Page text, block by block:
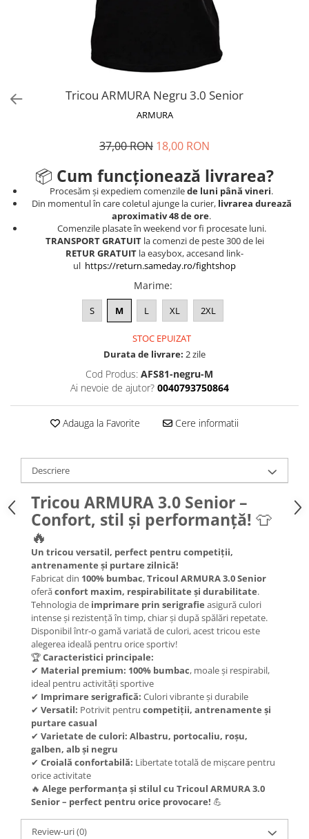
Fitness
Motricitate și Coordonare
Recuperare și Îcălzire
Tricou ARMURA Negru 3.0 Senior
ARMURA
37,00 RON 18,00 RON
📦 Cum funcționează livrarea?
Procesăm și expediem comenzilede luni până vineri.
Din momentul în care coletul ajunge la curier, livrarea durează
aproximativ 48 de ore.
Comenzile plasate în weekend vor fi procesate luni.
TRANSPORT GRATUITla comenzi de peste 300 de lei
RETUR GRATUIT la easybox, accesand link-
ul https://return.sameday.ro/fightshop
Marime:
S M L XL 2XL
STOC EPUIZAT
Durata de livrare: 2 zile
Cod Produs: AFS81-negru-M
Ai nevoie de ajutor? 0040793750864
Adauga la Favorite Cere informatii
Descriere
Tricou ARMURA 3.0 Senior –
Confort, stil și performanță! 👕
🔥
Un tricou versatil, perfect pentru competiții,
antrenamente și purtare zilnică!
Fabricat din 100% bumbac,Tricoul ARMURA 3.0 Senior
oferăconfort maxim, respirabilitate și durabilitate.
Tehnologia de imprimare prin serigrafie asigură culori
intense și rezistență în timp, chiar și după spălări repetate.
Disponibil într-o gamă variată de culori, acest tricou este
alegerea ideală pentru orice sportiv!
🏆Caracteristici principale:
✔ Material premium: 100% bumbac, moale și respirabil,
ideal pentru activități sportive
✔ Imprimare serigrafică: Culori vibrante și durabile
✔ Versatil: Potrivit pentru competiții, antrenamente și
purtare casual
✔ Varietate de culori: Albastru, portocaliu, roșu,
galben, alb și negru
✔ Croială confortabilă: Libertate totală de mișcare pentru
orice activitate
🔥 Alege performanța și stilul cu Tricoul ARMURA 3.0
Senior – perfect pentru orice provocare! 💪
Review-uri(0)